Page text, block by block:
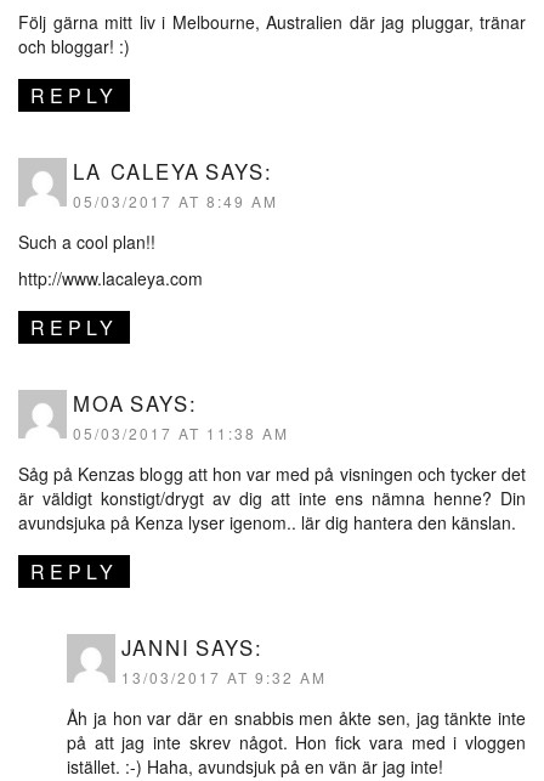
Följ gärna mitt liv i Melbourne, Australien där jag pluggar, tränar
och bloggar! :)
REPLY
LA CALEYA SAYS:
05/03/2017 AT 8:49 AM
Such a cool plan!!
http://www.lacaleya.com
REPLY
MOA SAYS:
05/03/2017 AT 11:38 AM
Såg på Kenzas blogg att hon var med på visningen och tycker det
är väldigt konstigt/drygt av dig att inte ens nämna henne? Din
avundsjuka på Kenza lyser igenom.. lär dig hantera den känslan.
REPLY
JANNI SAYS:
13/03/2017 AT 9:32 AM
Åh ja hon var där en snabbis men åkte sen, jag tänkte inte
på att jag inte skrev något. Hon fick vara med i vloggen
istället. :-) Haha, avundsjuk på en vän är jag inte!